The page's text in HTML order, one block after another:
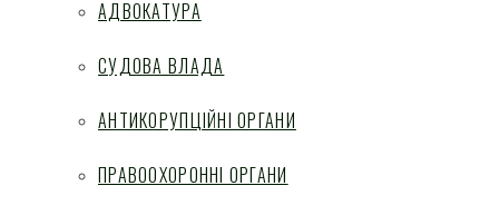
АДВОКАТУРА
СУДОВА ВЛАДА
АНТИКОРУПЦІЙНІ ОРГАНИ
ПРАВООХОРОННІ ОРГАНИ